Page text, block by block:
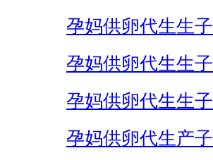
孕妈供卵代生生
孕妈供卵代生生
孕妈供卵代生生
孕妈供卵代生产